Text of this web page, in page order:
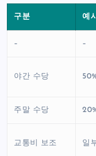
구분 예
– –
야간 수당
주말 수당
교통비 보조 일